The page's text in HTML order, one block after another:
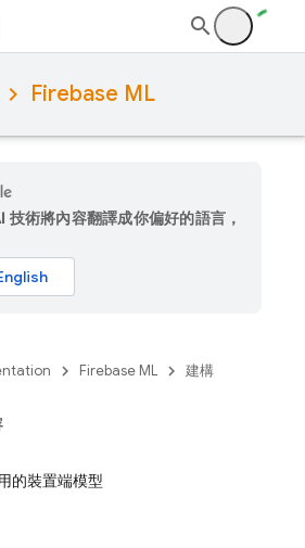
Firebase ML
術將內容翻譯成你偏好的語言，
Firebase ML 建構
的裝置端模型